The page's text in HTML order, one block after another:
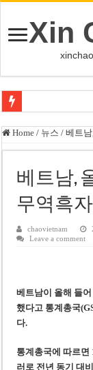
Xin
쩐 타인 먼 베트남 국
싱가포르 하오마트,
베트남 은행 분기 순
PNJ, 다이아몬드 밀
케펠, 투티엠 엠파이
베트남주식 HAT,
‘1,000억 달러 남북
Home / 뉴스 / 베트
베트남,
무역흑
chaovietnam
Leave a comment
베트남이 올해 들
했다고 통계총국
다.
통계 총국에 따르면
러로 전년 동기 대